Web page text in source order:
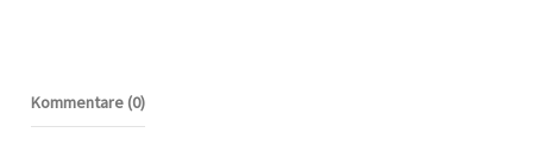
Kommentare (0)